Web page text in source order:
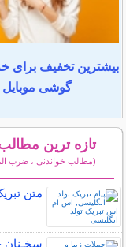
بیشترین تخفیف برای
گوشی موبایل
تازه ترین
(مطالب خواندنی ، ضرب
متن
سخـنان